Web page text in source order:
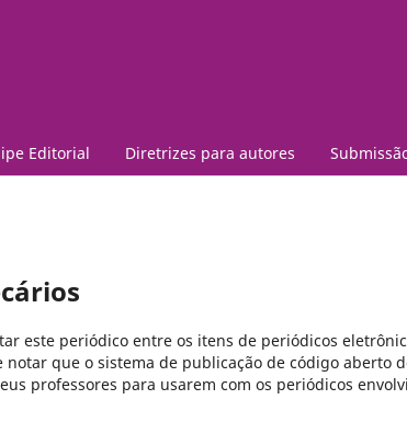
Editorial Diretrizes para autores
este periódico entre os itens de periódicos
que o sistema de publicação de código aberto
professores para usarem com os periódicos